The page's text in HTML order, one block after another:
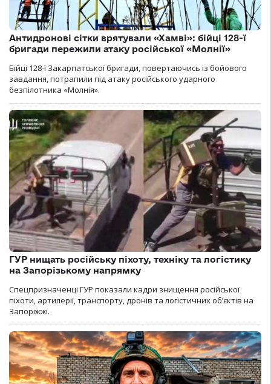
Антидронові сітки врятували «Хамві»: бійці 128-ї
бригади пережили атаку російської «Молнії»
Бійці 128-ї Закарпатської бригади, повертаючись із бойового
завдання, потрапили під атаку російського ударного
безпілотника «Молнія».
ГУР нищать російську піхоту, техніку та логістику
на Запорізькому напрямку
Спецпризначенці ГУР показали кадри знищення російської
піхоти, артилерії, транспорту, дронів та логістичних об’єктів на
Запоріжжі.